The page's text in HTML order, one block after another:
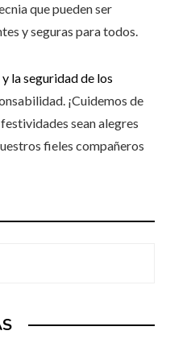
que pueden ser
y seguras para todos.
la seguridad de los
¡Cuidemos de
sean alegres
fieles compañeros